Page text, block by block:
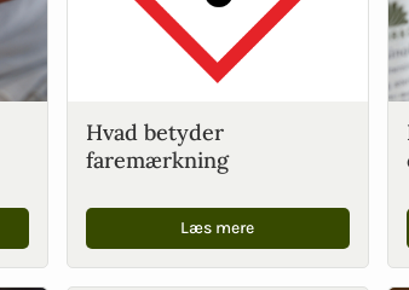
Hvad betyder
faremærkning
Læs mere